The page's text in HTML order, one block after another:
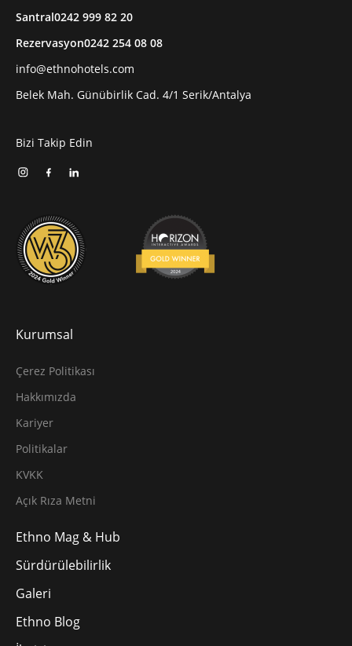
Santral0242 999 82 20
Rezervasyon0242 254 08 08
info@ethnohotels.com
Belek Mah. Günübirlik Cad. 4/1 Serik/Antalya
Bizi Takip Edin
Kurumsal
Çerez Politikası
Hakkımızda
Kariyer
Politikalar
KVKK
Açık Rıza Metni
Ethno Mag & Hub
Sürdürülebilirlik
Galeri
Ethno Blog